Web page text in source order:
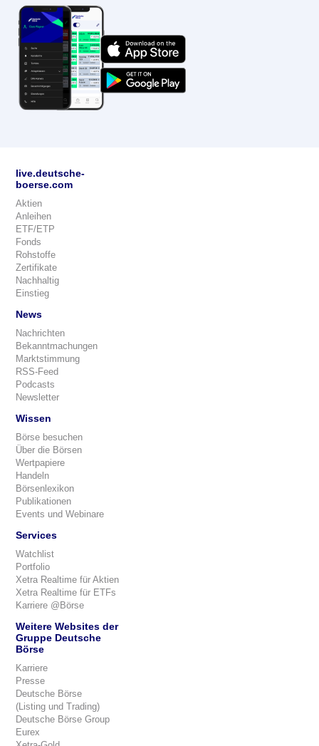
live.deutsche-
boerse.com
Aktien
Anleihen
ETF/ETP
Fonds
Rohstoffe
Zertifikate
Nachhaltig
Einstieg
News
Nachrichten
Bekanntmachungen
Marktstimmung
RSS-Feed
Podcasts
Newsletter
Wissen
Börse besuchen
Über die Börsen
Wertpapiere
Handeln
Börsenlexikon
Publikationen
Events und Webinare
Services
Watchlist
Portfolio
Xetra Realtime für Aktien
Xetra Realtime für ETFs
Karriere @Börse
Weitere Websites der
Gruppe Deutsche
Börse
Karriere
Presse
Deutsche Börse
(Listing und Trading)
Deutsche Börse Group
Eurex